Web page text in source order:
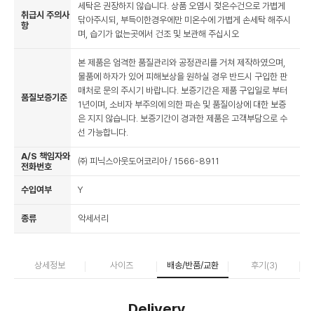
취급시 주의사
항
세탁은 권장하지 않습니다. 상품 오염시 젖은수건으로 가볍게
닦아주시되, 부득이한경우에만 미온수에 가볍게 손세탁 해주시
며, 습기가 없는곳에서 건조 및 보관해 주십시오
품질보증기준
본 제품은 엄격한 품질관리와 공정관리를 거쳐 제작하였으며,
물품에 하자가 있어 피해보상을 원하실 경우 반드시 구입한 판
매처로 문의 주시기 바랍니다. 보증기간은 제품 구입일로 부터
1년이며, 소비자 부주의에 의한 파손 및 품질이상에 대한 보증
은 지지 않습니다. 보증기간이 경과한 제품은 고객부담으로 수
선 가능합니다.
A/S 책임자와
전화번호
㈜ 피닉스아웃도어코리아 / 1566-8911
수입여부 Y
종류 악세서리
상세정보 사이즈 배송/반품/교환 후기(3)